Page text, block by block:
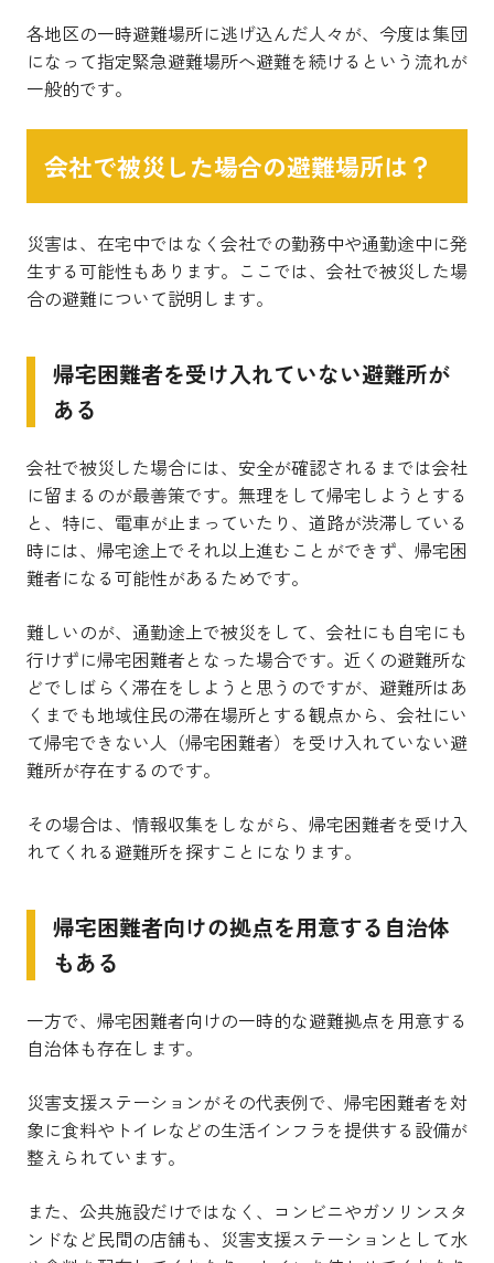
各地区の一時避難場所に逃げ込んだ人々が、今度は集団
になって指定緊急避難場所へ避難を続けるという流れが
一般的です。
会社で被災した場合の避難場所は？
災害は、在宅中ではなく会社での勤務中や通勤途中に発
生する可能性もあります。ここでは、会社で被災した場
合の避難について説明します。
帰宅困難者を受け入れていない避難所が
ある
会社で被災した場合には、安全が確認されるまでは会社
に留まるのが最善策です。無理をして帰宅しようとする
と、特に、電車が止まっていたり、道路が渋滞している
時には、帰宅途上でそれ以上進むことができず、帰宅困
難者になる可能性があるためです。
難しいのが、通勤途上で被災をして、会社にも自宅にも
行けずに帰宅困難者となった場合です。近くの避難所な
どでしばらく滞在をしようと思うのですが、避難所はあ
くまでも地域住民の滞在場所とする観点から、会社にい
て帰宅できない人（帰宅困難者）を受け入れていない避
難所が存在するのです。
その場合は、情報収集をしながら、帰宅困難者を受け入
れてくれる避難所を探すことになります。
帰宅困難者向けの拠点を用意する自治体
もある
一方で、帰宅困難者向けの一時的な避難拠点を用意する
自治体も存在します。
災害支援ステーションがその代表例で、帰宅困難者を対
象に食料やトイレなどの生活インフラを提供する設備が
整えられています。
また、公共施設だけではなく、コンビニやガソリンスタ
ンドなど民間の店舗も、災害支援ステーションとして水